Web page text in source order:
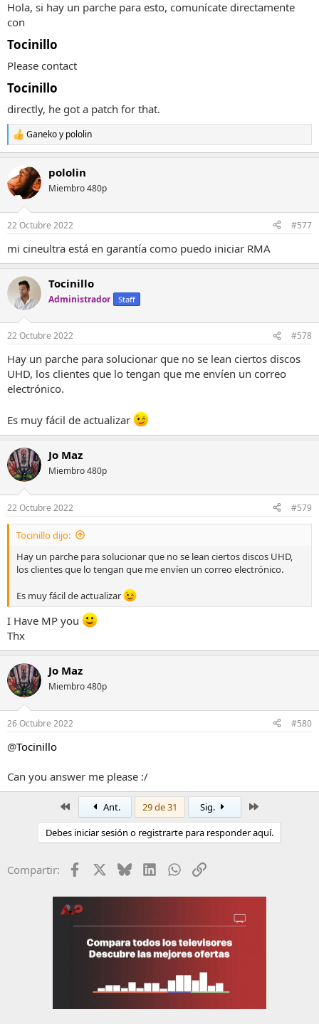
Hola, si hay un parche para esto, comunícate directamente
con
Tocinillo
Please contact
Tocinillo
directly, he got a patch for that.
R
e
c
c
i
e
:
Ganekoy pololin
pololin
Miembro 480p
22 Octubre 2022 #577
mi cineultra está en garantía como puedo iniciar RMA
Tocinillo
Administrador Staff
22 Octubre 2022 #578
Hay un parche para solucionar que no se lean ciertos discos
UHD, los clientes que lo tengan que me envíen un correo
electrónico.
Es muy fácil de actualizar
Jo Maz
Miembro 480p
22 Octubre 2022 #579
Tocinillo dijo:
Hay un parche para solucionar que no se lean ciertos discos UHD,
los clientes que lo tengan que me envíen un correo electrónico.
Es muy fácil de actualizar
I Have MP you
Thx
Jo Maz
Miembro 480p
26 Octubre 2022 #580
@Tocinillo
Can you answer me please :/
PrimeroAnt. 29 de 31 Sig.
Debes iniciar sesión o registrarte para responder aquí.
Compartir: Facebook BlueskyLinkedInWhatsApp
Enlace